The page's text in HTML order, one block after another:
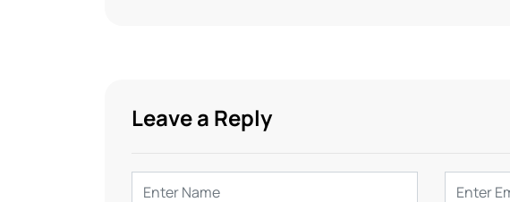
Leave a Reply